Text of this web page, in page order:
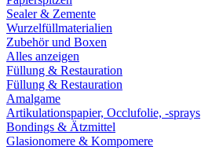
Sealer & Zemente
Wurzelfüllmaterialien
Zubehör und Boxen
Alles anzeigen
Füllung & Restauration
Füllung & Restauration
Amalgame
Artikulationspapier, Occlufolie, -sprays
Bondings & Ätzmittel
Glasionomere & Kompomere